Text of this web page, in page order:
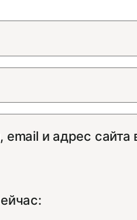
email и адрес